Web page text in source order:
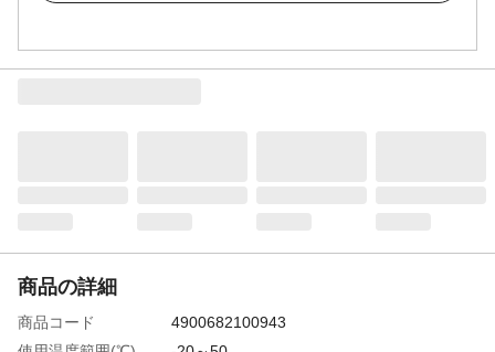
商品の詳細
商品コード
4900682100943